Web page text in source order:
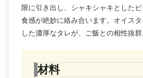
限に引き出し、シャキシャキとした
食感が絶妙に絡み合います。オイス
した濃厚なタレが、ご飯との相性抜
材料